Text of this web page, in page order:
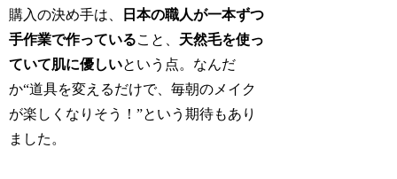
購入の決め手は、
日本の職人が一本ずつ
手作業で作っていること、 天然毛を使っ
ていて肌に優しいという点。なんだ
か“道具を変えるだけで、毎朝のメイク
が楽しくなりそう！”という期待もあり
ました。